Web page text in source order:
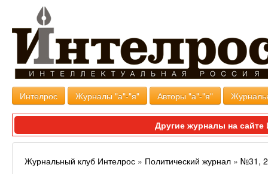
Интелрос Журналы "а"-"я" Авторы "а"-"я"
Другие журналы на
Журнальный клуб Интелрос » Политический журнал » №31,